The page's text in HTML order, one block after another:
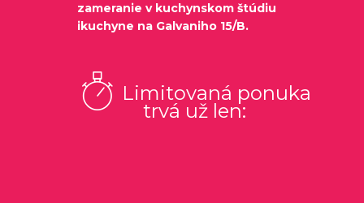
zameranie v kuchynskom štúdiu
ikuchyne na Galvaniho 15/B.
Limitovaná ponuka
trvá už len: